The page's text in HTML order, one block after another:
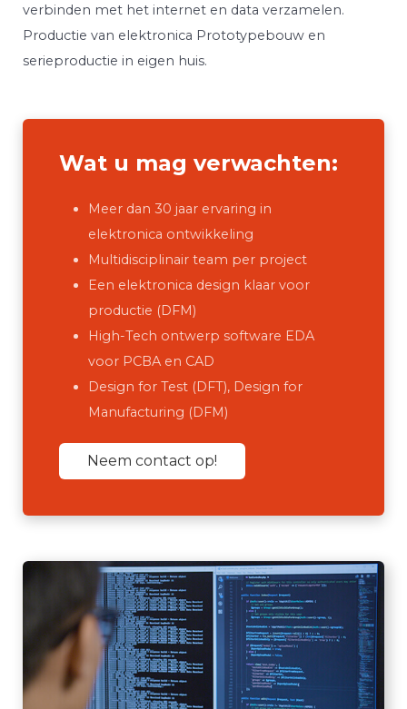
verbinden met het internet en data verzamelen.
Productie van elektronica Prototypebouw en
serieproductie in eigen huis.
Wat u mag verwachten:
Meer dan 30 jaar ervaring in
elektronica ontwikkeling
Multidisciplinair team per project
Een elektronica design klaar voor
productie (DFM)
High-Tech ontwerp software EDA
voor PCBA en CAD
Design for Test (DFT), Design for
Manufacturing (DFM)
Neem contact op!